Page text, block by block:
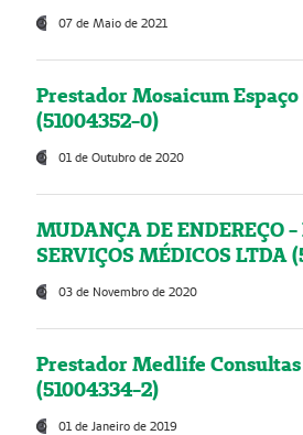
07 de Maio de 2021
Prestador Mosaicum
(51004352-0)
01 de Outubro de 2020
MUDANÇA DE ENDEREÇO
SERVIÇOS MÉDICOS LTDA
03 de Novembro de 2020
Prestador Medlife
(51004334-2)
01 de Janeiro de 2019